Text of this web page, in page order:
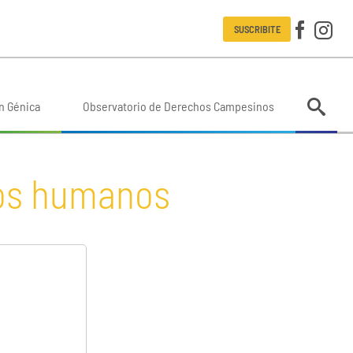
SUSCRIBITE
Génica Observatorio de Derechos Campesinos
humanos